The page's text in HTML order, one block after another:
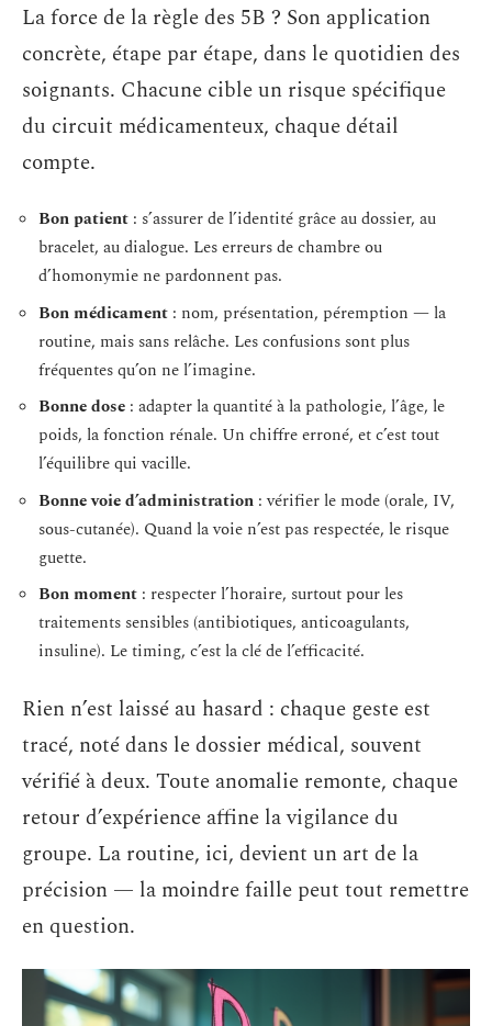
La force de la règle des 5B ? Son application
concrète, étape par étape, dans le quotidien des
soignants. Chacune cible un risque spécifique
du circuit médicamenteux, chaque détail
compte.
Bon patient : s’assurer de l’identité grâce au dossier, au
bracelet, au dialogue. Les erreurs de chambre ou
d’homonymie ne pardonnent pas.
Bon médicament : nom, présentation, péremption — la
routine, mais sans relâche. Les confusions sont plus
fréquentes qu’on ne l’imagine.
Bonne dose : adapter la quantité à la pathologie, l’âge, le
poids, la fonction rénale. Un chiffre erroné, et c’est tout
l’équilibre qui vacille.
Bonne voie d’administration : vérifier le mode (orale, IV,
sous-cutanée). Quand la voie n’est pas respectée, le risque
guette.
Bon moment : respecter l’horaire, surtout pour les
traitements sensibles (antibiotiques, anticoagulants,
insuline). Le timing, c’est la clé de l’efficacité.
Rien n’est laissé au hasard : chaque geste est
tracé, noté dans le dossier médical, souvent
vérifié à deux. Toute anomalie remonte, chaque
retour d’expérience affine la vigilance du
groupe. La routine, ici, devient un art de la
précision — la moindre faille peut tout remettre
en question.